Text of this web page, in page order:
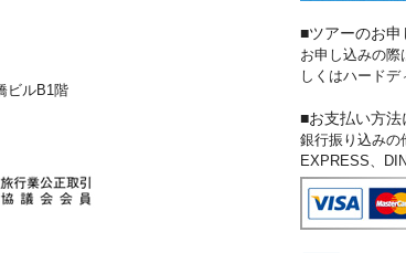
ビルB1階
■ツアーのお申
お申し込みの際
しくはハードデ
■お支払い方法
銀行振り込みの
EXPRESS、